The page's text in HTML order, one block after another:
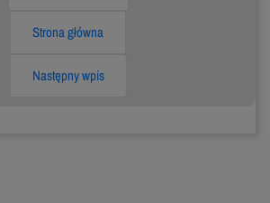
Strona główna
Następny wpis